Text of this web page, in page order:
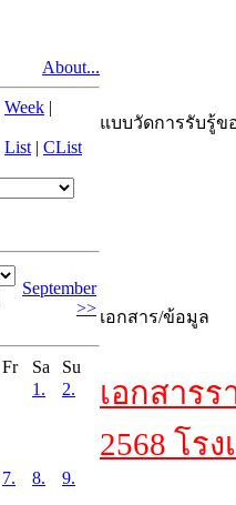
About...
Week |
List | CList
September
>>
Fr Sa
Su
1.
2.
7. 8. 9.
แบบวัดการรับรู้ข
เอกสาร/ข้อมูล
เอกสาร
2568 โร